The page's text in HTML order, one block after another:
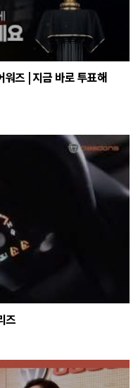
즈 | 지금 바로 투표해
즈